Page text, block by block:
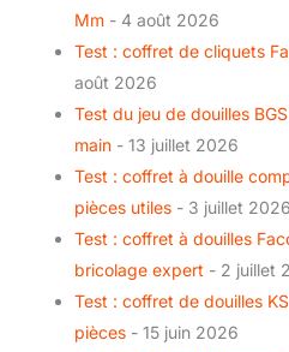
Mm - 4 août 2026
Test : coffret de cliquets
août 2026
Test du jeu de douilles
main - 13 juillet 2026
Test : coffret à douille
pièces utiles - 3 juillet 2026
Test : coffret à douilles
bricolage expert - 2 juillet
Test : coffret de douilles
pièces - 15 juin 2026